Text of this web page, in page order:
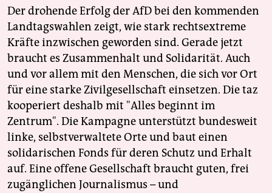
Der drohende Erfolg der AfD bei den kommenden
Landtagswahlen zeigt, wie stark rechtsextreme
Kräfte inzwischen geworden sind. Gerade jetzt
braucht es Zusammenhalt und Solidarität. Auch
und vor allem mit den Menschen, die sich vor Ort
für eine starke Zivilgesellschaft einsetzen. Die taz
kooperiert deshalb mit "Alles beginnt im
Zentrum". Die Kampagne unterstützt bundesweit
linke, selbstverwaltete Orte und baut einen
solidarischen Fonds für deren Schutz und Erhalt
auf. Eine offene Gesellschaft braucht guten, frei
zugänglichen Journalismus – und